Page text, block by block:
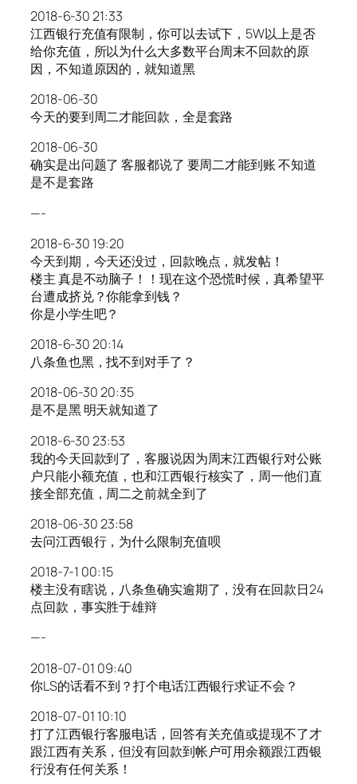
2018-6-30 21:33
江西银行充值有限制，你可以去试下，5W以上是否
给你充值，所以为什么大多数平台周末不回款的原
因，不知道原因的，就知道黑
2018-06-30
今天的要到周二才能回款，全是套路
2018-06-30
确实是出问题了 客服都说了 要周二才能到账 不知道
是不是套路
—-
2018-6-30 19:20
今天到期，今天还没过，回款晚点，就发帖！
楼主 真是不动脑子！！现在这个恐慌时候，真希望平
台遭成挤兑？你能拿到钱？
你是小学生吧？
2018-6-30 20:14
八条鱼也黑，找不到对手了？
2018-06-30 20:35
是不是黑 明天就知道了
2018-6-30 23:53
我的今天回款到了，客服说因为周末江西银行对公账
户只能小额充值，也和江西银行核实了，周一他们直
接全部充值，周二之前就全到了
2018-06-30 23:58
去问江西银行，为什么限制充值呗
2018-7-1 00:15
楼主没有瞎说，八条鱼确实逾期了，没有在回款日24
点回款，事实胜于雄辩
—-
2018-07-01 09:40
你LS的话看不到？打个电话江西银行求证不会？
2018-07-01 10:10
打了江西银行客服电话，回答有关充值或提现不了才
跟江西有关系，但没有回款到帐户可用余额跟江西银
行没有任何关系！